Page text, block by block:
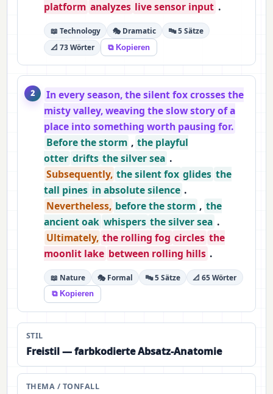
platform analyzes live sensor input .
📖 Technology 🎭 Dramatic
🔤 5 Sätze
📐 73 Wörter
⧉ Kopieren
2
In every season, the silent fox crosses the
misty valley, weaving the slow story of a
place into something worth pausing for.
Before the storm , the playful
otter drifts the silver sea .
Subsequently, the silent fox glides the
tall pines in absolute silence .
Nevertheless, before the storm , the
ancient oak whispers the silver sea .
Ultimately, the rolling fog circles the
moonlit lake between rolling hills .
📖 Nature 🎭 Formal 🔤 5 Sätze 📐 65 Wörter
⧉ Kopieren
STIL
Freistil — farbkodierte Absatz-Anatomie
THEMA / TONFALL